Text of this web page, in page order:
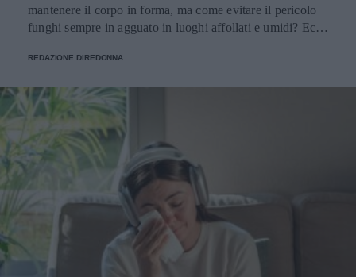
mantenere il corpo in forma, ma come evitare il pericolo
funghi sempre in agguato in luoghi affollati e umidi? Ecco
REDAZIONE DIREDONNA